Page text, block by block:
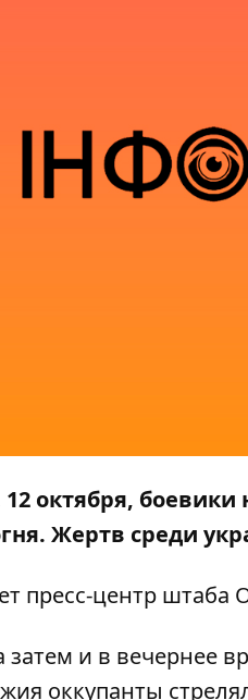
октября,
Жертв среди
пресс-центр штаба
затем и в вечернее
оккупанты